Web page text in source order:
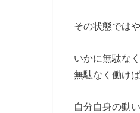
その状態では
いかに無駄な
無駄なく働け
自分自身の動